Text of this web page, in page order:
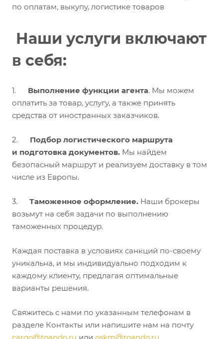
по оплатам, выкупу, логистике товаров
Наши услуги включают
в себя:
1. Выполнение функции агента. Мы можем
оплатить за товар, услугу, а также принять
средства от иностранных заказчиков.
2. Подбор логистического маршрута
и подготовка документов. Мы найдем
безопасный маршрут и реализуем доставку в том
числе из Европы.
3. Таможенное оформление. Наши брокеры
возьмут на себя задачи по выполнению
таможенных процедур.
Каждая поставка в условиях санкций по-своему
уникальна, и мы индивидуально подходим к
каждому клиенту, предлагая оптимальные
варианты решения.
Свяжитесь с нами по указанным телефонам в
разделе Контакты или напишите нам на почту